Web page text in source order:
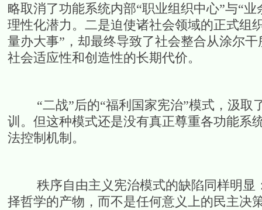
略取消了功能系统内部“职业组织中心”与“
理性化潜力。二是迫使诸社会领域的正式组
量办大事”，却最终导致了社会整合从涂尔
社会适应性和创造性的长期代价。
“二战”后的“福利国家宪治”模式，汲取
训。但这种模式还是没有真正尊重各功能系
法控制机制。
秩序自由主义宪治模式的缺陷同样明显
择哲学的产物，而不是任何意义上的民主决